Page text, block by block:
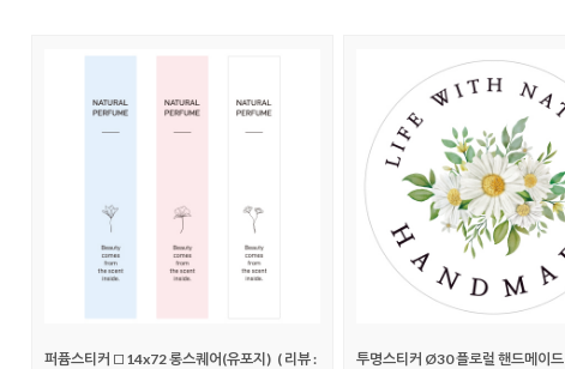
퍼퓸스티커 □14x72 롱스퀘어(유포지) ( 리뷰 :
투명스티커 Ø30 플로럴 핸드메이드